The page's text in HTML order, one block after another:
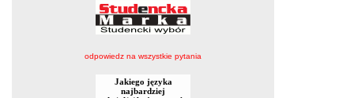
odpowiedz na wszystkie pytania